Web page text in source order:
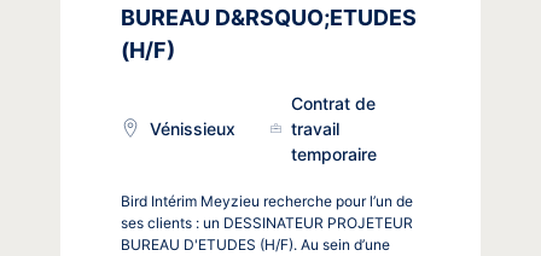
BUREAU D&RSQUO;ETUDES
(H/F)
Vénissieux
Contrat de
travail
temporaire
Bird Intérim Meyzieu recherche pour l’un de
ses clients : un DESSINATEUR PROJETEUR
BUREAU D'ETUDES (H/F). Au sein d’une